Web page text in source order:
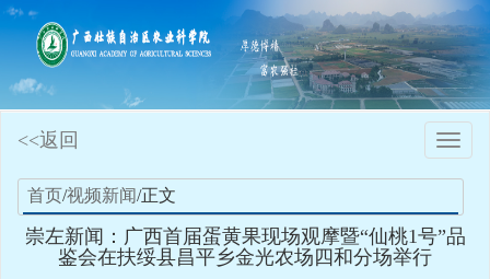
Toggle
<<返回
首页/视频新闻/正文
崇左新闻：广西首届蛋黄果现场观摩暨“仙桃1号”品
鉴会在扶绥县昌平乡金光农场四和分场举行